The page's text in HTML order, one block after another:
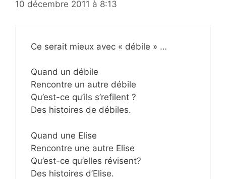
10 décembre 2011 à 8:13
Ce serait mieux avec « débile » …
Quand un débile
Rencontre un autre débile
Qu’est-ce qu’ils s’refilent ?
Des histoires de débiles.
Quand une Elise
Rencontre une autre Elise
Qu’est-ce qu’elles révisent?
Des histoires d’Elise.